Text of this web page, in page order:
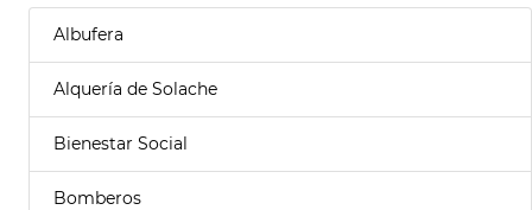
Albufera
Alquería de Solache
Bienestar Social
Bomberos